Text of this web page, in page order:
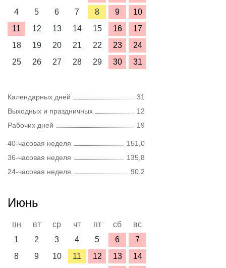
4
5 6 7 8 9
10
11
12 13 14 15 16
17
18
19 20 21 22 23
24
25
26 27 28 29 30 31
Календарных дней
31
Выходных и праздничных
12
Рабочих дней
19
40-часовая неделя
151,0
36-часовая неделя
135,8
24-часовая неделя
90,2
Июнь
пн вт ср чт пт сб
вс
1
2 3 4 5 6
7
8
9 10 11 12 13
14